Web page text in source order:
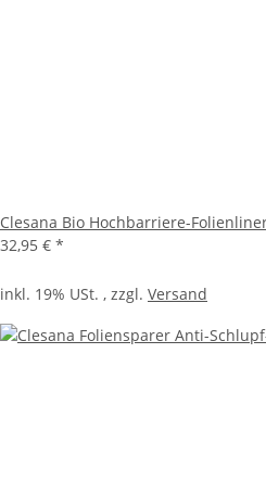
Clesana Bio Hochbarriere-
32,95 € *
inkl. 19% USt. , zzgl. Versand